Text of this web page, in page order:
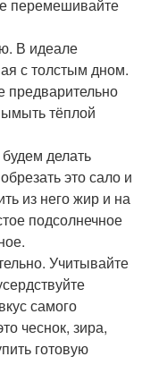
перемешивайте
В идеале
с толстым дном.
предварительно
тёплой
делать
это сало и
из него жир и на
подсолнечное
Учитывайте
самого
чеснок, зира,
готовую